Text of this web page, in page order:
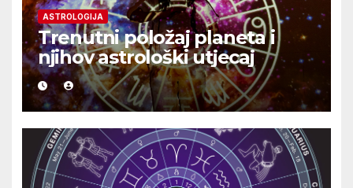
ASTROLOGIJA
Trenutni položaj planeta i
njihov astrološki utjecaj